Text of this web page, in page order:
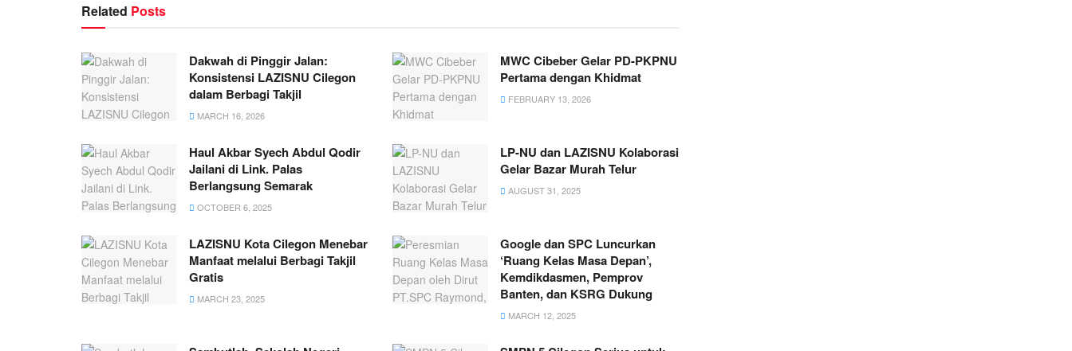
Related Posts
Dakwah di Pinggir Jalan:
Konsistensi LAZISNU Cilegon
dalam Berbagi Takjil
MARCH 16, 2026
MWC Cibeber Gelar PD-PKPNU
Pertama dengan Khidmat
FEBRUARY 13, 2026
Haul Akbar Syech Abdul Qodir
Jailani di Link. Palas
Berlangsung Semarak
OCTOBER 6, 2025
LP-NU dan LAZISNU Kolaborasi
Gelar Bazar Murah Telur
AUGUST 31, 2025
LAZISNU Kota Cilegon Menebar
Manfaat melalui Berbagi Takjil
Gratis
MARCH 23, 2025
Google dan SPC Luncurkan
‘Ruang Kelas Masa Depan’,
Kemdikdasmen, Pemprov
Banten, dan KSRG Dukung
MARCH 12, 2025